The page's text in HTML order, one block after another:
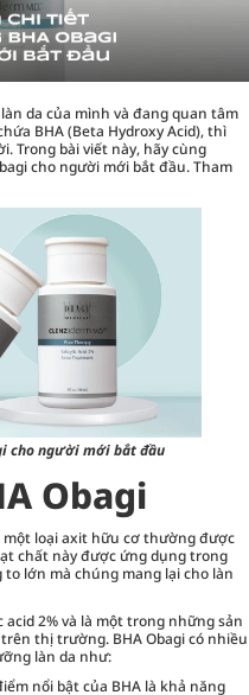
da của mình và đang quan tâm
BHA (Beta Hydroxy Acid), thì
Trong bài viết này, hãy cùng
cho người mới bắt đầu. Tham
cho người mới bắt đầu
Obagi
một loại axit hữu cơ thường được
chất này được ứng dụng trong
lớn mà chúng mang lại cho làn
2% và là một trong những sản
thị trường. BHA Obagi có nhiều
làn da như:
nổi bật của BHA là khả năng